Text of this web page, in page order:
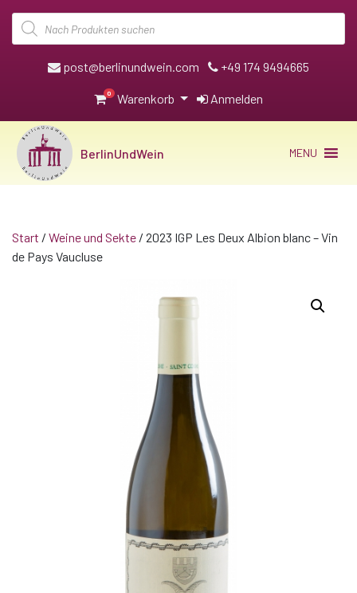
Products
search
post@berlinundwein.com +49 174 9494665
0 Warenkorb Anmelden
BerlinUndWein MENU
Start / Weine und Sekte / 2023 IGP Les Deux Albion blanc – Vin
de Pays Vaucluse